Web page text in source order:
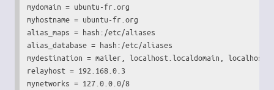
mydomain = ubuntu-fr.org
myhostname = ubuntu-fr.org
alias_maps = hash:/etc/aliases
alias_database = hash:/etc/aliases
mydestination = mailer, localhost.localdomain, localhost
relayhost = 192.168.0.3
mynetworks = 127.0.0.0/8